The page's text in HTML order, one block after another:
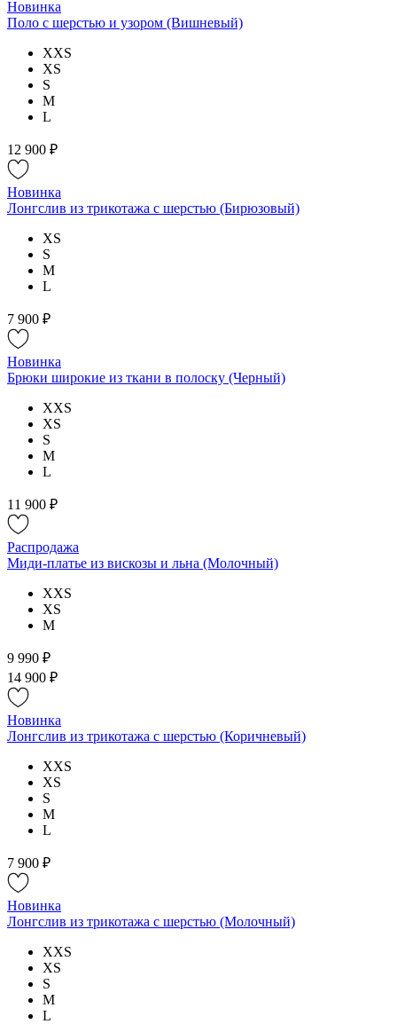
Новинка
Поло с шерстью и узором (Вишневый)
XXS
XS
S
M
L
12 900 ₽
Новинка
Лонгслив из трикотажа с шерстью (Бирюзовый)
XS
S
M
L
7 900 ₽
Новинка
Брюки широкие из ткани в полоску (Черный)
XXS
XS
S
M
L
11 900 ₽
Распродажа
Миди-платье из вискозы и льна (Молочный)
XXS
XS
M
9 990 ₽
14 900 ₽
Новинка
Лонгслив из трикотажа с шерстью (Коричневый)
XXS
XS
S
M
L
7 900 ₽
Новинка
Лонгслив из трикотажа с шерстью (Молочный)
XXS
XS
S
M
L